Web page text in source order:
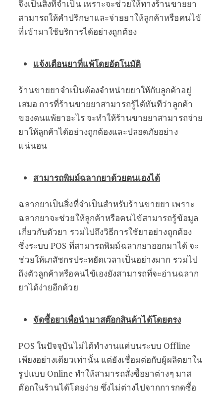
จึงเป็นสิ่งที่จำเป็น เพราะจะช่วยให้ทางร้านขายยา
สามารถให้คำปรึกษาและจ่ายยาให้ลูกค้าหรือคนไข้
ที่เข้ามาใช้บริการได้อย่างถูกต้อง
แจ้งเตือนยาที่แพ้โดยอัตโนมัติ
ร้านขายยาจำเป็นต้องจำหน่ายยาให้กับลูกค้าอยู่
เสมอ การที่ร้านขายยาสามารถรู้ได้ทันทีว่าลูกค้า
ของตนแพ้ยาอะไร จะทำให้ร้านขายยาสามารถจ่าย
ยาให้ลูกค้าได้อย่างถูกต้องและปลอดภัยอย่าง
แน่นอน
สามารถพิมม์ฉลากยาด้วยตนเองได้
ฉลากยาเป็นสิ่งที่จำเป็นสำหรับร้านขายยา เพราะ
ฉลากยาจะช่วยให้ลูกค้าหรือคนไข้สามารถรู้ข้อมูล
เกี่ยวกับตัวยา รวมไปถึงวิธีการใช้ยาอย่างถูกต้อง
ซึ่งระบบ POS ที่สามารถพิมม์ฉลากยาออกมาได้ จะ
ช่วยให้เภสัชกรประหยัดเวลาเป็นอย่างมาก รวมไป
ถึงตัวลูกค้าหรือคนไข้เองยังสามารถที่จะอ่านฉลาก
ยาได้ง่ายอีกด้วย
จัดซื้อยาเพื่อนำมาสต๊อกสินค้าได้โดยตรง
POS ในปัจจุบันไม่ได้ทำงานแค่บนระบบ Offline
เพียงอย่างเดียวเท่านั้น แต่ยังเชื่อมต่อกับผู้ผลิตยาใน
รูปแบบ Online ทำให้สามารถสั่งซื้อยาต่างๆ มาส
ต๊อกในร้านได้โดยง่าย ซึ่งไม่ต่างไปจากการกดซื้อ